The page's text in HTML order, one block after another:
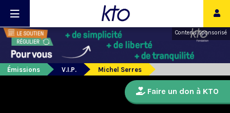
Contenu sponsorisé
Émissions V.I.P. Michel Serres
Faire un don à KTO